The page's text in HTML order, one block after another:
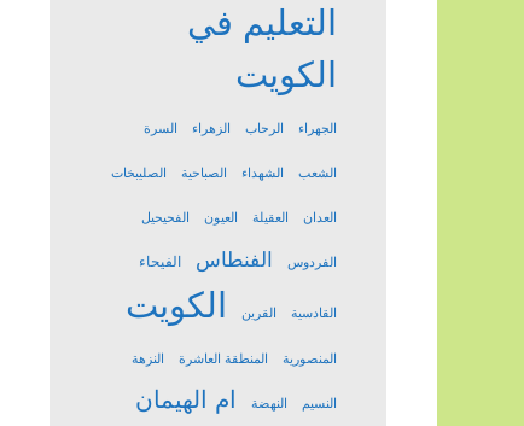
التعليم في
الكويت
الجهراء الرحاب الزهراء السرة
الشعب الشهداء الصباحية الصليبخات
العدان العقيلة العيون الفحيحيل
الفردوس الفنطاس الفيحاء
القادسية القرين الكويت
المنصورية المنطقة العاشرة النزهة
النسيم النهضة ام الهيمان